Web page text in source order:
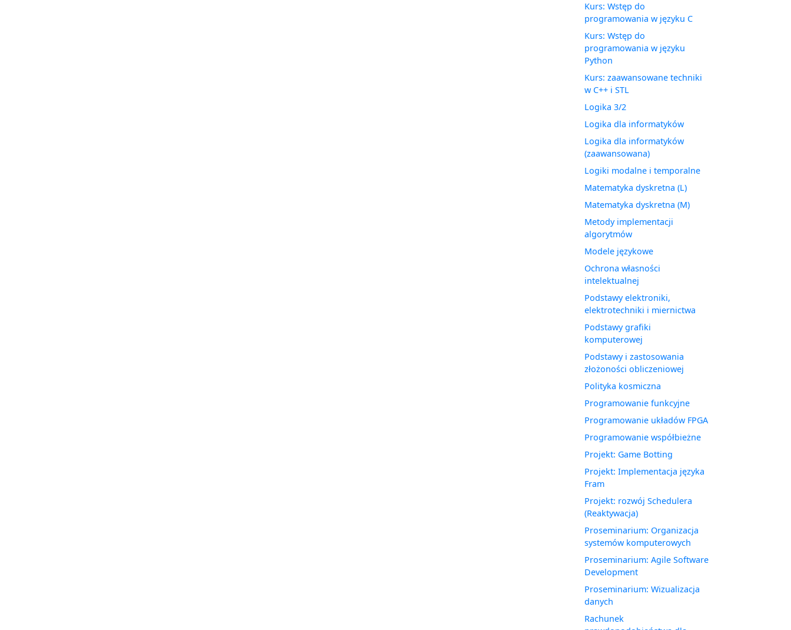
Kurs: Wstęp do
programowania w języku C
Kurs: Wstęp do
programowania w języku
Python
Kurs: zaawansowane techniki
w C++ i STL
Logika 3/2
Logika dla informatyków
Logika dla informatyków
(zaawansowana)
Logiki modalne i temporalne
Matematyka dyskretna (L)
Matematyka dyskretna (M)
Metody implementacji
algorytmów
Modele językowe
Ochrona własności
intelektualnej
Podstawy elektroniki,
elektrotechniki i miernictwa
Podstawy grafiki
komputerowej
Podstawy i zastosowania
złożoności obliczeniowej
Polityka kosmiczna
Programowanie funkcyjne
Programowanie układów FPGA
Programowanie współbieżne
Projekt: Game Botting
Projekt: Implementacja języka
Fram
Projekt: rozwój Schedulera
(Reaktywacja)
Proseminarium: Organizacja
systemów komputerowych
Proseminarium: Agile Software
Development
Proseminarium: Wizualizacja
danych
Rachunek